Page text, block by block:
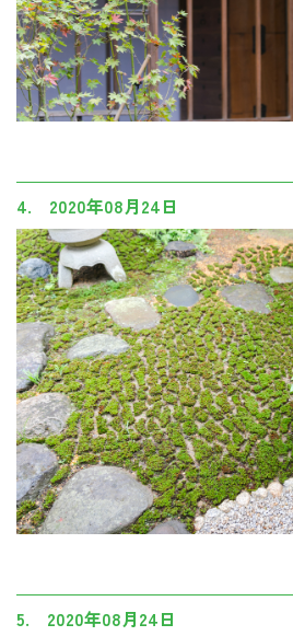
4. 2020年08月24日
5. 2020年08月24日